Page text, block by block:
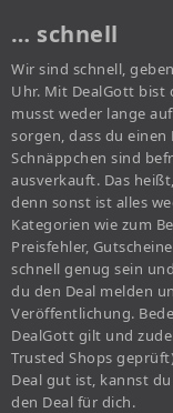
… schnell
Wir sind schnell,
Uhr. Mit DealGott bist
musst weder lange
sorgen, dass du
Schnäppchen sind
ausverkauft. Das
denn sonst ist alles
Kategorien wie zum
Preisfehler,
schnell genug sein
du den Deal melden
Veröffentlichung.
DealGott gilt und
Trusted Shops
Deal gut ist, kannst
den Deal für dich.